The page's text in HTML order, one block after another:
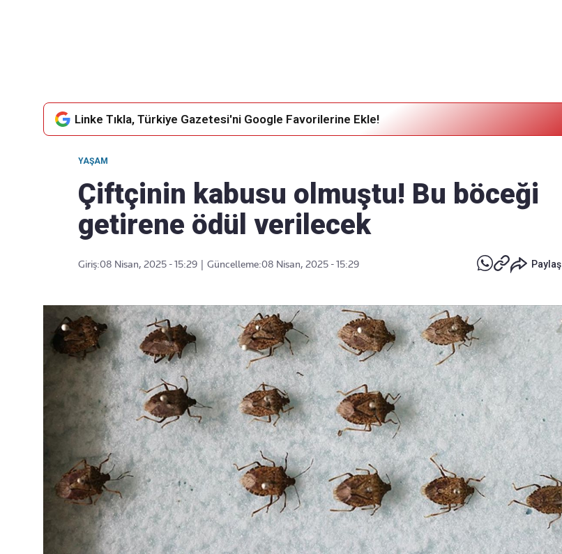
Linke Tıkla, Türkiye Gazetesi'ni Google Favorilerine Ekle!
YAŞAM
Çiftçinin kabusu olmuştu! Bu böceği
getirene ödül verilecek
Giriş:08 Nisan, 2025 - 15:29 Güncelleme:08 Nisan, 2025 - 15:29 Paylaş